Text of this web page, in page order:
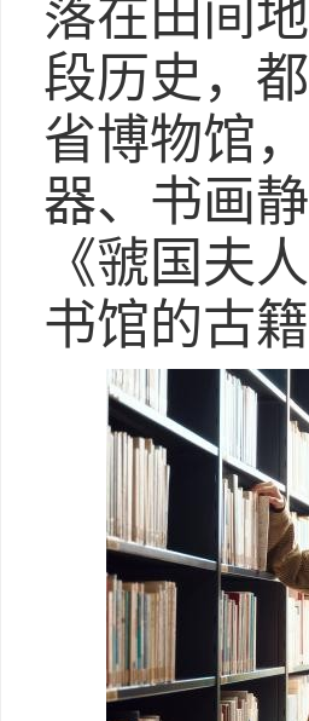
落在田间
段历史，
省博物馆
器、书画
《虢国夫
书馆的古